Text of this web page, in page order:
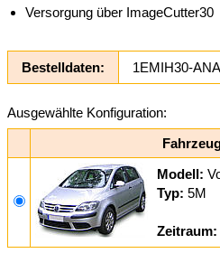
Versorgung über ImageCutter30
Bestelldaten: 1EMIH30-
Ausgewählte Konfiguration:
Modell:
Typ: 5M
Zeitraum: